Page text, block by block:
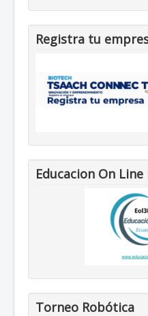
Registra tu
Educacion On Line
Torneo Robótica